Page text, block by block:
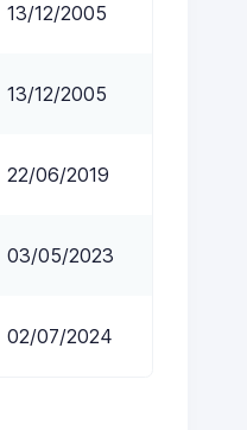
13/12/2005
13/12/2005
22/06/2019
03/05/2023
02/07/2024